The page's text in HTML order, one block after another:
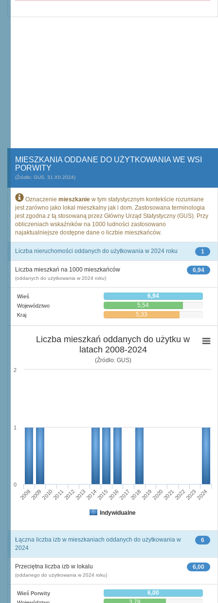
MIESZKANIA ODDANE DO UŻYTKOWANIA WE WSI
PORWITY
(Źródło: GUS, 31.XII.2024)
Oznaczenie mieszkanie w tym statystycznym kontekście rozumiane
jest zarówno jako lokal mieszkalny jak i dom. Zastosowana terminologia
jest zgodna z tą stosowaną przez Główny Urząd Statystyczny (GUS). Przy
obliczeniach wskaźników na 1000 ludności zastosowano
najaktualniejsze dostępne dane o liczbie mieszkańców.
1
Liczba nieruchomości oddanych do użytkowania w 2024 roku
6,94
Liczba mieszkań na 1000 mieszkańców
(oddanych do użytkowania w 2024 roku)
Wieś 6,94
Województwo 5,54
Kraj 5,33
Liczba mieszkań oddanych do użytku w
latach 2008-2024
(Źródło: GUS)
Indywidualne
20082009201020112012201320142015201620172018201920202021202220232024
0
1
2
6
Łączna liczba izb w mieszkaniach oddanych do użytkowania w
2024
6,00
Przeciętna liczba izb w lokalu
(oddanego do użytkowania w 2024 roku)
Wieś Porwity 6,00